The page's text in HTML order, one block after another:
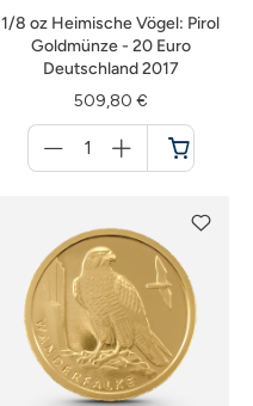
1/8 oz Heimische Vögel: Pirol
Goldmünze - 20 Euro
Deutschland 2017
509,80 €
für
Warenkorb